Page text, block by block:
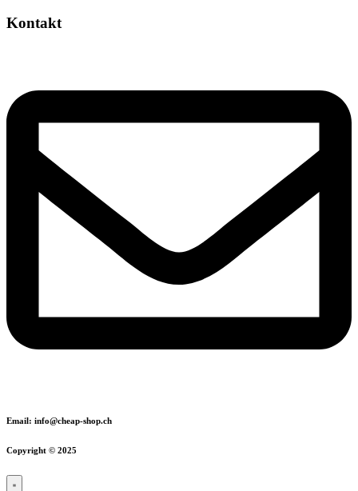
Kontakt
Email: info@cheap-shop.ch
Copyright © 2025